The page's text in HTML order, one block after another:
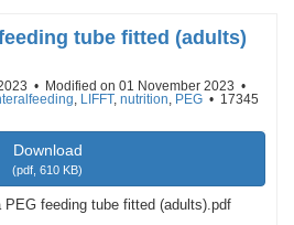
tube fitted (adults)
Modified on 01 November 2023
, LIFFT, nutrition, PEG
17345
Download
(pdf, 610 KB)
PEG feeding tube fitted (adults).pdf